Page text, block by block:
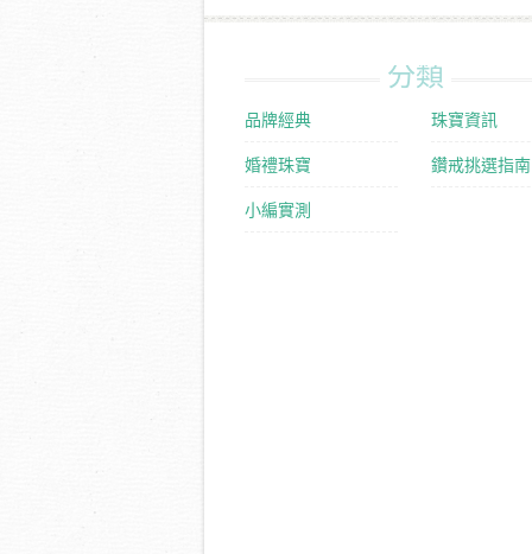
分類
品牌經典
婚禮珠寶
小編實測
珠寶資訊
鑽戒挑選指南